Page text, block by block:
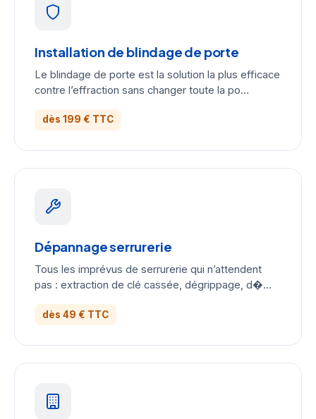
Installation de blindage de porte
Le blindage de porte est la solution la plus efficace
contre l’effraction sans changer toute la po…
dès 199 € TTC
Dépannage serrurerie
Tous les imprévus de serrurerie qui n’attendent
pas : extraction de clé cassée, dégrippage, d�…
dès 49 € TTC